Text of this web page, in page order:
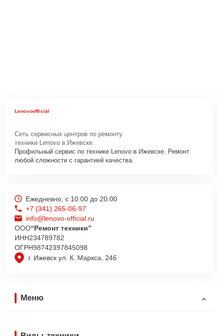
Lenovoofficial
Сеть сервисных центров по ремонту
техники Lenovo в Ижевске.
Профильный сервис по технике Lenovo в Ижевске. Ремонт
любой сложности с гарантией качества.
г. Ижевск ул. К. Маркса, 246
Ежедневно, с 10:00 до 20:00
+7 (341) 265-06-97
info@lenovo-official.ru
ООО“Ремонт техники”
ИНН234789782
ОГРН98742397845098
Меню